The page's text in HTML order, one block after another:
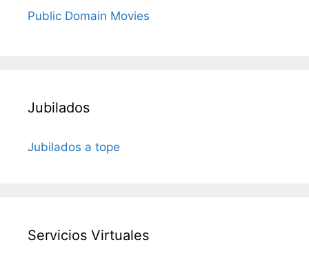
Public Domain Movies
Jubilados
Jubilados a tope
Servicios Virtuales